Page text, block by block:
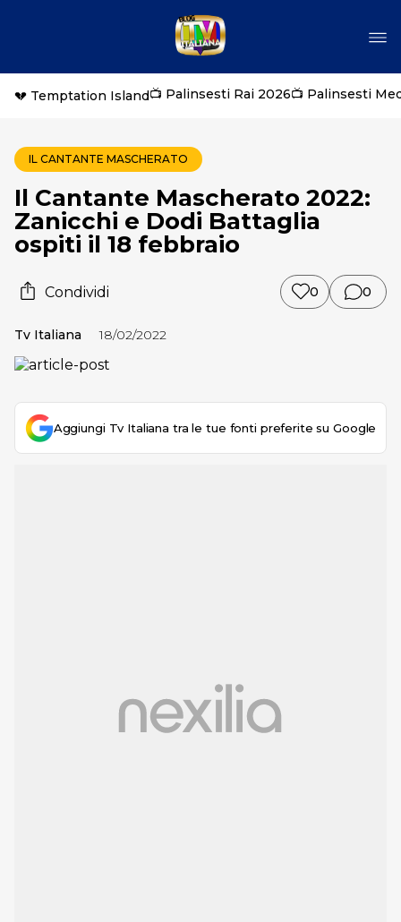
💔 Temptation Island📺 Palinsesti Rai 2026📺 Palinsesti
IL CANTANTE MASCHERATO
Il Cantante Mascherato 2022:
Zanicchi e Dodi Battaglia
ospiti il 18 febbraio
Condividi 0 0
Tv Italiana 18/02/2022
Aggiungi Tv Italiana tra le tue fonti preferite su Google